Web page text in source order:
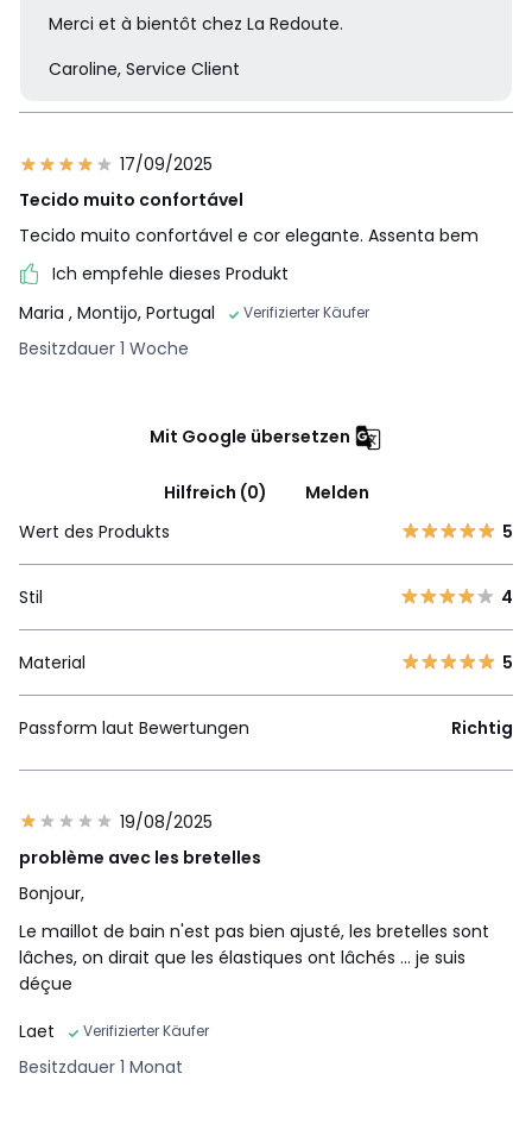
Merci et à bientôt chez La Redoute.
Caroline, Service Client
17/09/2025
Tecido muito confortável
Tecido muito confortável e cor elegante. Assenta bem
Ich empfehle dieses Produkt
Maria , Montijo, Portugal Verifizierter Käufer
Besitzdauer 1 Woche
Mit Google übersetzen
Hilfreich (0)
Melden
Wert des Produkts
5
Stil 4
Material 5
Passform laut Bewertungen Richtig
19/08/2025
problème avec les bretelles
Bonjour,
Le maillot de bain n'est pas bien ajusté, les bretelles sont
lâches, on dirait que les élastiques ont lâchés ... je suis
déçue
Laet
Verifizierter Käufer
Besitzdauer 1 Monat